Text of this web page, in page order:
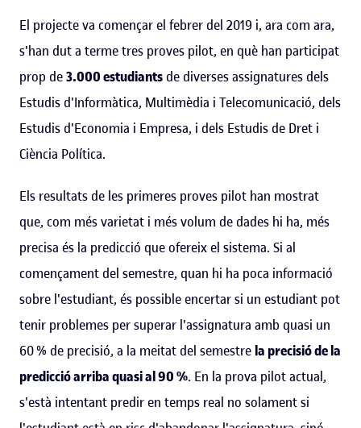
El projecte va començar el febrer del 2019 i, ara com ara,
s'han dut a terme tres proves pilot, en què han participat
prop de3.000 estudiants de diverses assignatures dels
Estudis d'Informàtica, Multimèdia i Telecomunicació, dels
Estudis d'Economia i Empresa, i dels Estudis de Dret i
Ciència Política.
Els resultats de les primeres proves pilot han mostrat
que, com més varietat i més volum de dades hi ha, més
precisa és la predicció que ofereix el sistema. Si al
començament del semestre, quan hi ha poca informació
sobre l'estudiant, és possible encertar si un estudiant pot
tenir problemes per superar l'assignatura amb quasi un
60 % de precisió, a la meitat del semestre la precisió de la
predicció arriba quasi al 90 %. En la prova pilot actual,
s'està intentant predir en temps real no solament si